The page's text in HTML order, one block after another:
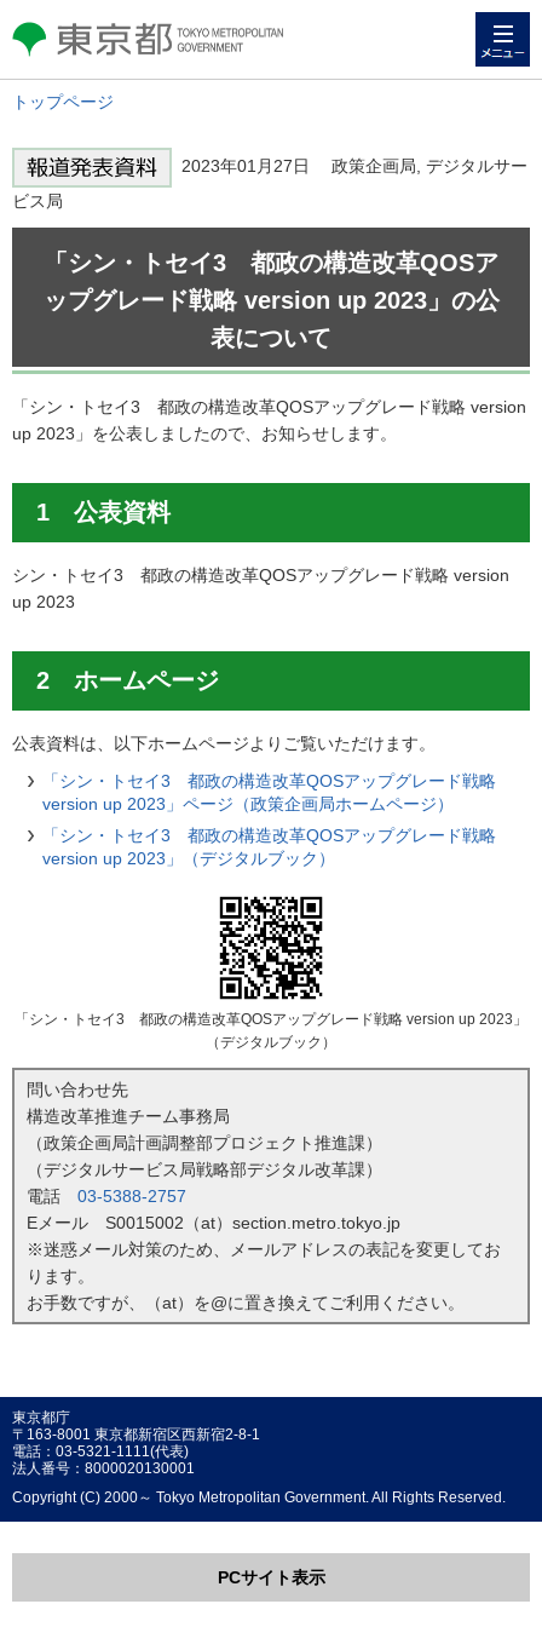
東京都 TOKYO METROPOLITAN
GOVERNMENT
トップページ
2023年01月27日 政策企画局, デジタルサー
ビス局
「シン・トセイ3 都政の構造改革QOSア
ップグレード戦略 version up 2023」の公
表について
「シン・トセイ3 都政の構造改革QOSアップグレード戦略 version
up 2023」を公表しましたので、お知らせします。
1 公表資料
シン・トセイ3 都政の構造改革QOSアップグレード戦略 version
up 2023
2 ホームページ
公表資料は、以下ホームページよりご覧いただけます。
「シン・トセイ3 都政の構造改革QOSアップグレード戦略
version up 2023」ページ（政策企画局ホームページ）
「シン・トセイ3 都政の構造改革QOSアップグレード戦略
version up 2023」（デジタルブック）
「シン・トセイ3 都政の構造改革QOSアップグレード戦略 version up 2023」
（デジタルブック）
問い合わせ先
構造改革推進チーム事務局
（政策企画局計画調整部プロジェクト推進課）
（デジタルサービス局戦略部デジタル改革課）
電話 03-5388-2757
Eメール S0015002（at）section.metro.tokyo.jp
※迷惑メール対策のため、メールアドレスの表記を変更してお
ります。
お手数ですが、（at）を@に置き換えてご利用ください。
東京都庁
〒163-8001 東京都新宿区西新宿2-8-1
電話：03-5321-1111(代表)
法人番号：8000020130001
Copyright (C) 2000～ Tokyo Metropolitan Government. All Rights Reserved.
PCサイト表示